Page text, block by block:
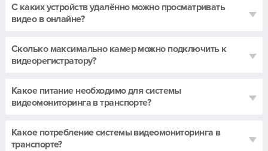
С каких устройств удалённо можно просматривать
видео в онлайне?
Сколько максимально камер можно подключить к
видеорегистратору?
Какое питание необходимо для системы
видеомониторинга в транспорте?
Какое потребление системы видеомониторинга в
транспорте?